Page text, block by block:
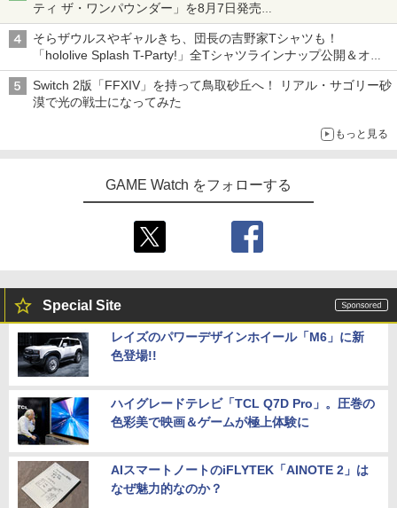
ティ ザ・ワンパウンダー」を8月7日発売
「特製ガーリックマヨソース」を使用した超大型チーズバーガー
そらザウルスやギャルきち、団長の吉野家Tシャツも！
「hololive Splash T-Party!」全Tシャツラインナップ公開＆オン
ライン販売開始
Switch 2版「FFXIV」を持って鳥取砂丘へ！ リアル・サゴリー砂
漠で光の戦士になってみた
もっと見る
GAME Watch をフォローする
Special Site
レイズのパワーデザインホイール「M6」に新
色登場!!
ハイグレードテレビ「TCL Q7D Pro」。圧巻の
色彩美で映画＆ゲームが極上体験に
AIスマートノートのiFLYTEK「AINOTE 2」は
なぜ魅力的なのか？